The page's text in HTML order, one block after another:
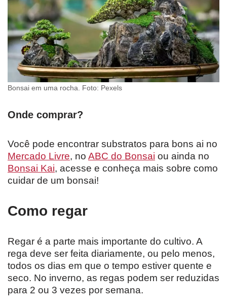
Bonsai em uma rocha. Foto: Pexels
Onde comprar?
Você pode encontrar substratos para bons ai no
Mercado Livre, no ABC do Bonsai ou ainda no
Bonsai Kai, acesse e conheça mais sobre como
cuidar de um bonsai!
Como regar
Regar é a parte mais importante do cultivo. A
rega deve ser feita diariamente, ou pelo menos,
todos os dias em que o tempo estiver quente e
seco. No inverno, as regas podem ser reduzidas
para 2 ou 3 vezes por semana.